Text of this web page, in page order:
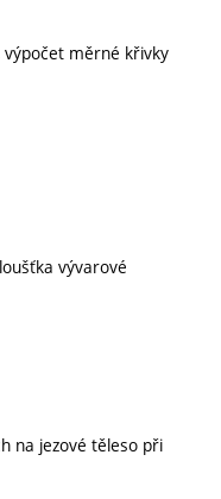
výpočet měrné křivky
vývarové
na jezové těleso při